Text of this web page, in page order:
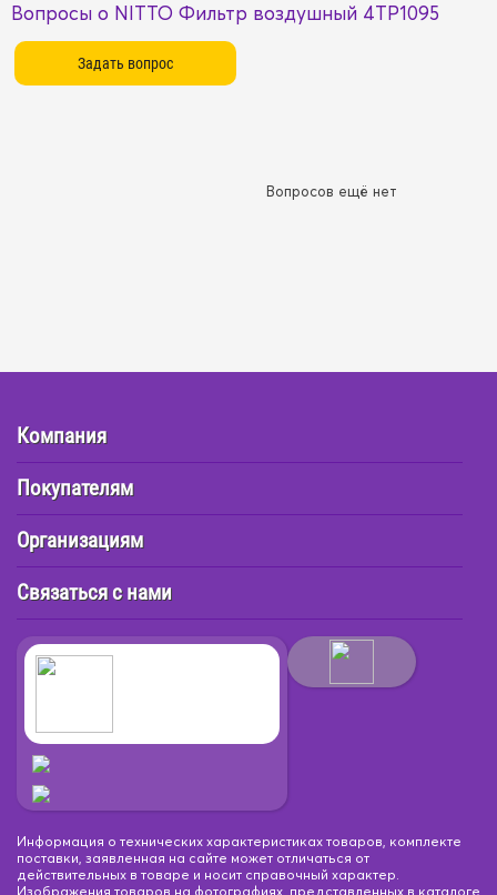
Вопросы о NITTO Фильтр воздушный 4TP1095
Вопросов ещё нет
Компания
Покупателям
Организациям
Связаться с нами
Информация о технических характеристиках товаров, комплекте
поставки, заявленная на сайте может отличаться от
действительных в товаре и носит справочный характер.
Изображения товаров на фотографиях, представленных в каталоге